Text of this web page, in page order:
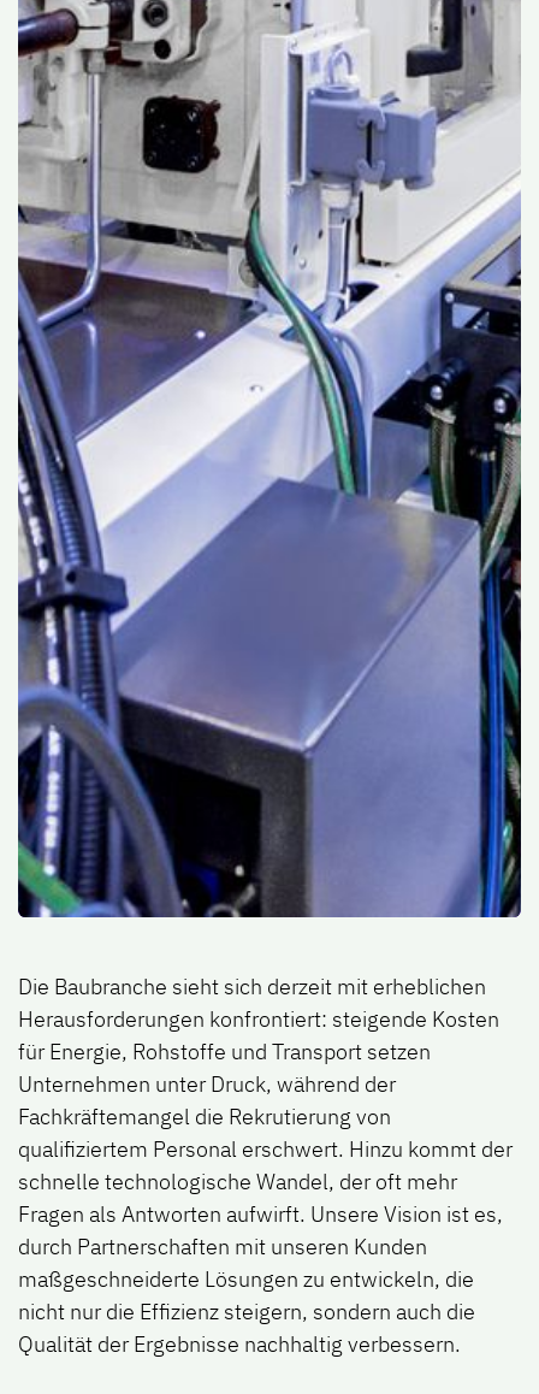
Die Baubranche sieht sich derzeit mit erheblichen
Herausforderungen konfrontiert: steigende Kosten
für Energie, Rohstoffe und Transport setzen
Unternehmen unter Druck, während der
Fachkräftemangel die Rekrutierung von
qualifiziertem Personal erschwert. Hinzu kommt der
schnelle technologische Wandel, der oft mehr
Fragen als Antworten aufwirft. Unsere Vision ist es,
durch Partnerschaften mit unseren Kunden
maßgeschneiderte Lösungen zu entwickeln, die
nicht nur die Effizienz steigern, sondern auch die
Qualität der Ergebnisse nachhaltig verbessern.